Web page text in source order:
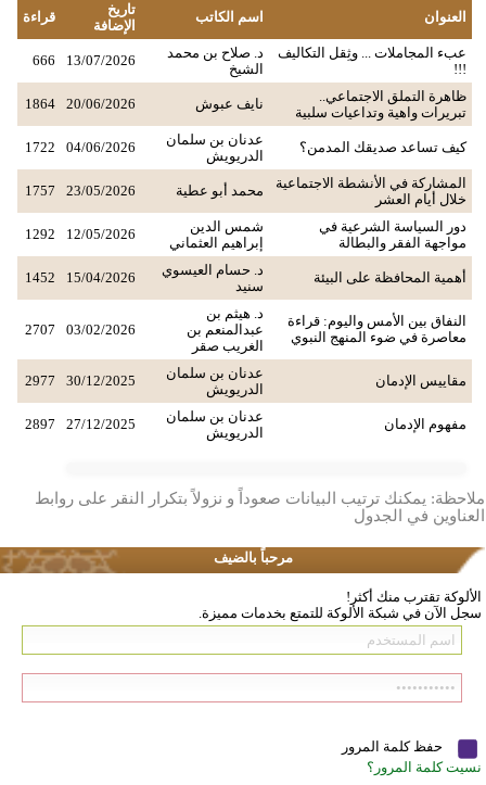
العنوان اسم الكاتب
تاريخ
الإضافة
قراءة
عبء المجاملات ... وثِقل التكاليف
!!!
د. صلاح بن محمد
الشيخ
13/07/2026
666
ظاهرة التملق الاجتماعي..
تبريرات واهية وتداعيات سلبية
نايف عبوش 20/06/2026
1864
كيف تساعد صديقك المدمن؟
عدنان بن سلمان
الدريويش
04/06/2026
1722
المشاركة في الأنشطة الاجتماعية
خلال أيام العشر
محمد أبو عطية 23/05/2026
1757
دور السياسة الشرعية في
مواجهة الفقر والبطالة
شمس الدين
إبراهيم العثماني
12/05/2026
1292
أهمية المحافظة على البيئة
د. حسام العيسوي
سنيد
15/04/2026
1452
النفاق بين الأمس واليوم: قراءة
معاصرة في ضوء المنهج النبوي
د. هيثم بن
عبدالمنعم بن
الغريب صقر
03/02/2026
2707
مقاييس الإدمان
عدنان بن سلمان
الدريويش
30/12/2025
2977
مفهوم الإدمان
عدنان بن سلمان
الدريويش
27/12/2025
2897
ملاحظة: يمكنك ترتيب البيانات صعوداً و نزولاً بتكرار النقر على روابط
العناوين في الجدول
مرحباً بالضيف
الألوكة تقترب منك أكثر!
سجل الآن في شبكة الألوكة للتمتع بخدمات مميزة.
حفظ كلمة المرور
نسيت كلمة المرور؟